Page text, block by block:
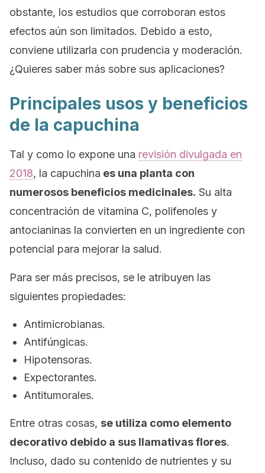
obstante, los estudios que corroboran estos
efectos aún son limitados. Debido a esto,
conviene utilizarla con prudencia y moderación.
¿Quieres saber más sobre sus aplicaciones?
Principales usos y beneficios
de la capuchina
Tal y como lo expone una revisión divulgada en
2018, la capuchina es una planta con
numerosos beneficios medicinales. Su alta
concentración de vitamina C, polifenoles y
antocianinas la convierten en un ingrediente con
potencial para mejorar la salud.
Para ser más precisos, se le atribuyen las
siguientes propiedades:
Antimicrobianas.
Antifúngicas.
Hipotensoras.
Expectorantes.
Antitumorales.
Entre otras cosas, se utiliza como elemento
decorativo debido a sus llamativas flores.
Incluso, dado su contenido de nutrientes y su